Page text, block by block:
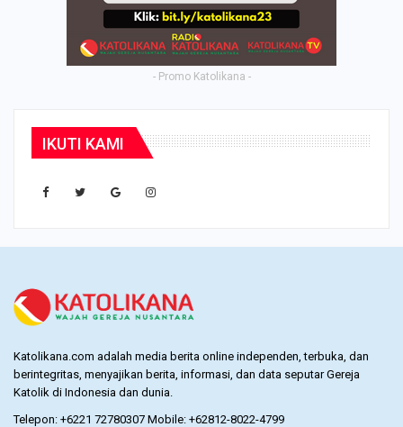
- Promo Katolikana -
IKUTI KAMI
berintegritas, menyajikan berita, informasi, dan data seputar Gereja
Katolik di Indonesia dan dunia.